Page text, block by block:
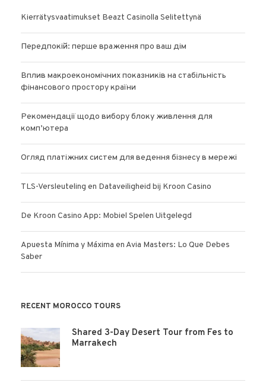
Kierrätysvaatimukset Beazt Casinolla Selitettynä
Передпокій: перше враження про ваш дім
Вплив макроекономічних показників на стабільність
фінансового простору країни
Рекомендації щодо вибору блоку живлення для
комп’ютера
Огляд платіжних систем для ведення бізнесу в мережі
TLS-Versleuteling en Dataveiligheid bij Kroon Casino
De Kroon Casino App: Mobiel Spelen Uitgelegd
Apuesta Mínima y Máxima en Avia Masters: Lo Que Debes
Saber
RECENT MOROCCO TOURS
Shared 3-Day Desert Tour from Fes to
Marrakech